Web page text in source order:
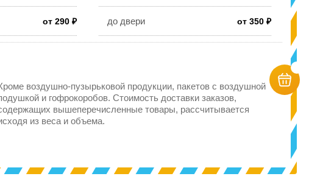
от 290 ₽ до двери от 350 ₽
воздушно-пузырьковой продукции, пакетов с воздушной
и гофрокоробов. Стоимость доставки заказов,
вышеперечисленные товары, рассчитывается
из веса и объема.